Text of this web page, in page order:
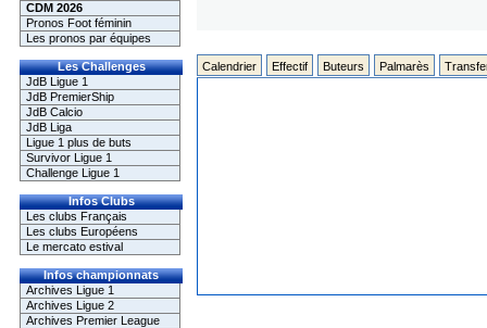
CDM 2026
Pronos Foot féminin
Les pronos par équipes
Les Challenges
JdB Ligue 1
JdB PremierShip
JdB Calcio
JdB Liga
Ligue 1 plus de buts
Survivor Ligue 1
Challenge Ligue 1
Infos Clubs
Les clubs Français
Les clubs Européens
Le mercato estival
Infos championnats
Archives Ligue 1
Archives Ligue 2
Archives Premier League
Calendrier Effectif Buteurs Palmarès